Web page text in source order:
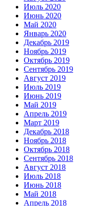
Июль 2020
Июнь 2020
Май 2020
Январь 2020
Декабрь 2019
Ноябрь 2019
Октябрь 2019
Сентябрь 2019
Август 2019
Июль 2019
Июнь 2019
Май 2019
Апрель 2019
Март 2019
Декабрь 2018
Ноябрь 2018
Октябрь 2018
Сентябрь 2018
Август 2018
Июль 2018
Июнь 2018
Май 2018
Апрель 2018